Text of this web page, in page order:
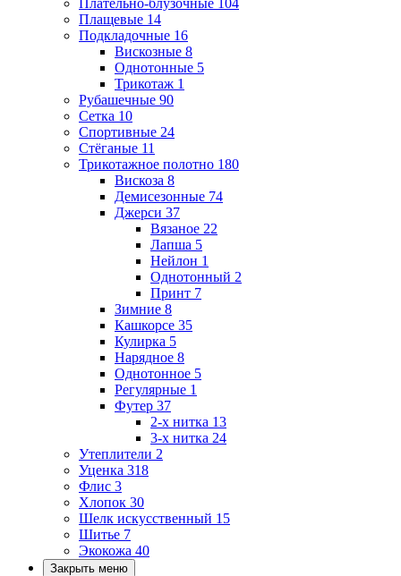
Плащевые 14
Подкладочные 16
Вискозные 8
Однотонные 5
Трикотаж 1
Рубашечные 90
Сетка 10
Спортивные 24
Стёганые 11
Трикотажное полотно 180
Вискоза 8
Демисезонные 74
Джерси 37
Вязаное 22
Лапша 5
Нейлон 1
Однотонный 2
Принт 7
Зимние 8
Кашкорсе 35
Кулирка 5
Нарядное 8
Однотонное 5
Регулярные 1
Футер 37
2-х нитка 13
3-х нитка 24
Утеплители 2
Уценка 318
Флис 3
Хлопок 30
Шелк искусственный 15
Шитье 7
Экокожа 40
Закрыть меню